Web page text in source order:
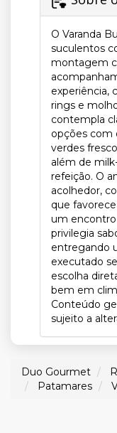
O Varanda
suculentos
montagem
experiência,
rings e
contempla
opções com
verdes
além de
refeição. O
acolhedor,
que
um encontro
privilegia
entregando
executado
escolha
bem em
Conteúdo
sujeito a
Duo Gourmet
Patamares